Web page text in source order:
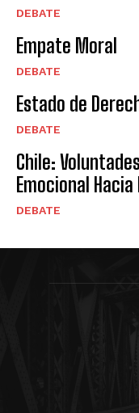
DEBATE
Empate Moral
DEBATE
Estado de
DEBATE
Chile:
Emocional
DEBATE